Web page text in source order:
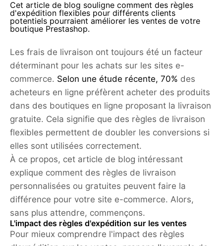
Cet article de blog souligne comment des règles
d'expédition flexibles pour différents clients
potentiels pourraient améliorer les ventes de votre
boutique Prestashop.
Les frais de livraison ont toujours été un facteur
déterminant pour les achats sur les sites e-
commerce. Selon une étude récente, 70% des
acheteurs en ligne préfèrent acheter des produits
dans des boutiques en ligne proposant la livraison
gratuite. Cela signifie que des règles de livraison
flexibles permettent de doubler les conversions si
elles sont utilisées correctement.
À ce propos, cet article de blog intéressant
explique comment des règles de livraison
personnalisées ou gratuites peuvent faire la
différence pour votre site e-commerce. Alors,
sans plus attendre, commençons.
L'impact des règles d'expédition sur les ventes
Pour mieux comprendre l'impact des règles